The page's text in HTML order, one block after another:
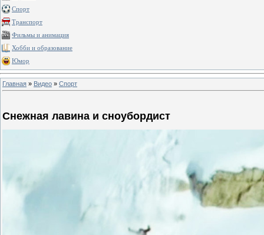
Спорт
Транспорт
Фильмы и анимация
Хобби и образование
Юмор
Главная » Видео » Спорт
Снежная лавина и сноубордист